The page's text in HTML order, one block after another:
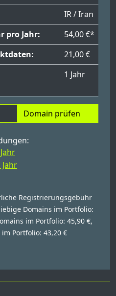
IR / Iran
pro Jahr:
54,00 €*
21,00 €
1 Jahr
Domain prüfen
Registrierungsgebühr
Domains im Portfolio:
im Portfolio: 45,90 €,
Portfolio: 43,20 €